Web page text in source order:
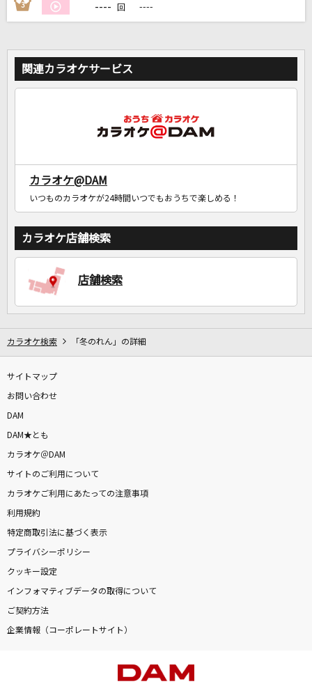
3 ---- 回 ----
関連カラオケサービス
カラオケ@DAM
いつものカラオケが24時間いつでもおうちで楽しめる！
カラオケ店舗検索
店舗検索
カラオケ検索 「冬のれん」の詳細
サイトマップ
お問い合わせ
DAM
DAM★とも
カラオケ＠DAM
サイトのご利用について
カラオケご利用にあたっての注意事項
利用規約
特定商取引法に基づく表示
プライバシーポリシー
クッキー設定
インフォマティブデータの取得について
ご契約方法
企業情報（コーポレートサイト）